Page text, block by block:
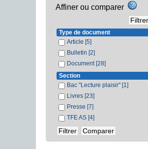
Affiner ou comparer
Type de document
Article [5]
Bulletin [2]
Document [28]
Section
Bac "Lecture plaisir" [1]
Livres [23]
Presse [7]
TFE AS [4]